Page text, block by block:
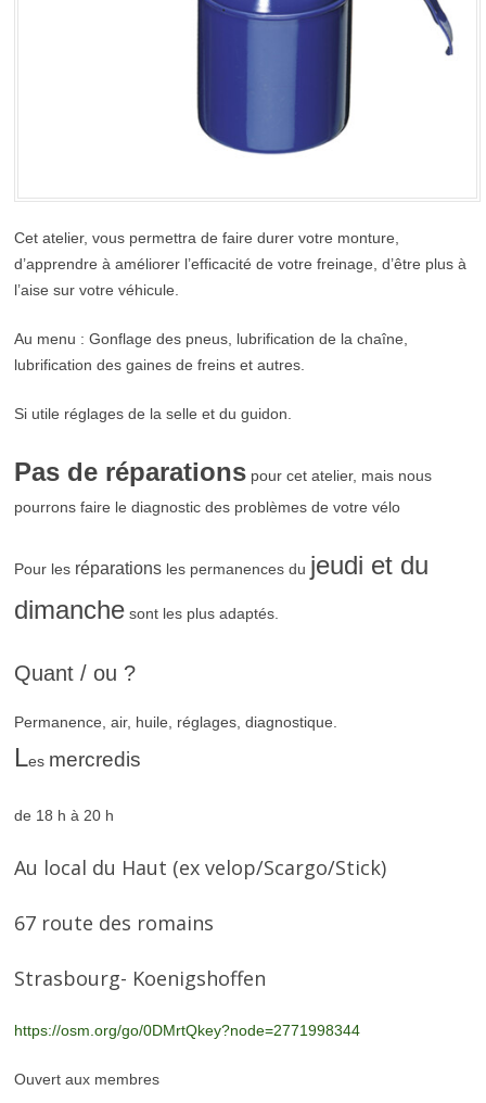
Cet atelier, vous permettra de faire durer votre monture,
d’apprendre à améliorer l’efficacité de votre freinage, d’être plus à
l’aise sur votre véhicule.
Au menu : Gonflage des pneus, lubrification de la chaîne,
lubrification des gaines de freins et autres.
Si utile réglages de la selle et du guidon.
Pas de réparationspour cet atelier, mais nous
pourrons faire le diagnostic des problèmes de votre vélo
Pour les réparationsles permanences du jeudi et du
dimanchesont les plus adaptés.
Quant / ou ?
Permanence, air, huile, réglages, diagnostique.
Les mercredis
de 18 h à 20 h
Au local du Haut (ex velop/Scargo/Stick)
67 route des romains
Strasbourg- Koenigshoffen
https://osm.org/go/0DMrtQkey?node=2771998344
Ouvert aux membres